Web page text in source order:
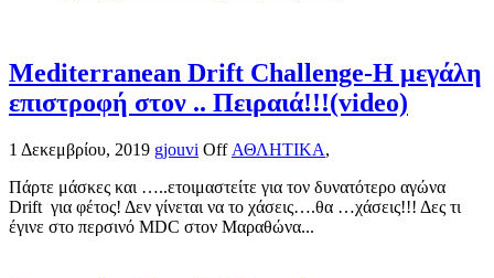
Mediterranean Drift Challenge-Η μεγάλη
επιστροφή στον .. Πειραιά!!!(video)
1 Δεκεμβρίου, 2019 gjouvi Off ΑΘΛΗΤΙΚΑ,
Πάρτε μάσκες και …..ετοιμαστείτε για τον δυνατότερο αγώνα
Drift για φέτος! Δεν γίνεται να το χάσεις….θα …χάσεις!!! Δες τι
έγινε στο περσινό MDC στον Μαραθώνα...